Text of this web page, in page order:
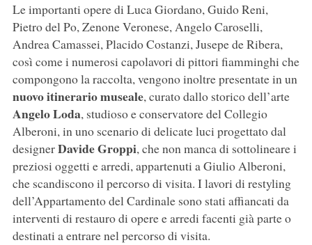
Le importanti opere di Luca Giordano, Guido Reni,
Pietro del Po, Zenone Veronese, Angelo Caroselli,
Andrea Camassei, Placido Costanzi, Jusepe de Ribera,
così come i numerosi capolavori di pittori fiamminghi che
compongono la raccolta, vengono inoltre presentate in un
nuovo itinerario museale, curato dallo storico dell’arte
Angelo Loda, studioso e conservatore del Collegio
Alberoni, in uno scenario di delicate luci progettato dal
designerDavide Groppi, che non manca di sottolineare i
preziosi oggetti e arredi, appartenuti a Giulio Alberoni,
che scandiscono il percorso di visita. I lavori di restyling
dell’Appartamento del Cardinale sono stati affiancati da
interventi di restauro di opere e arredi facenti già parte o
destinati a entrare nel percorso di visita.